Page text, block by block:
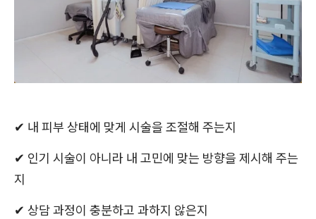
✔ 내 피부 상태에 맞게 시술을 조절해 주는지
✔ 인기 시술이 아니라 내 고민에 맞는 방향을 제시해 주는
지
✔ 상담 과정이 충분하고 과하지 않은지